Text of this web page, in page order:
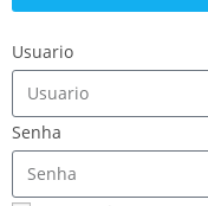
Usuario
Senha